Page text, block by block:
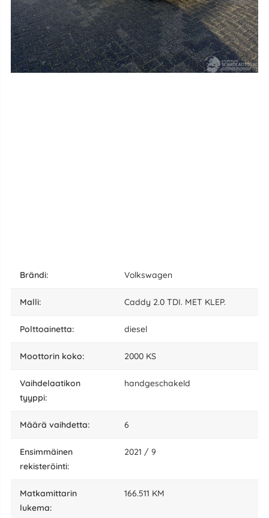
Brändi: Volkswagen
malli: Caddy 2.0 TDI. MET KLEP.
polttoainetta: diesel
moottorin koko: 2000 KS
vaihdelaatikon
tyyppi:
handgeschakeld
määrä vaihdetta: 6
Ensimmäinen
rekisteröinti:
2021 / 9
matkamittarin
lukema:
166.511 KM